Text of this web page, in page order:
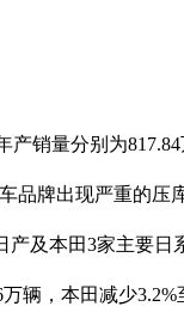
销量分别为
品牌出现严重的压
及本田3家主要日
辆，本田减少